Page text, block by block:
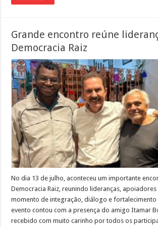
Grande encontro reúne
Democracia Raiz
No dia 13 de julho, aconteceu um importante
Democracia Raiz, reunindo lideranças,
momento de integração, diálogo e
evento contou com a presença do amigo Itamar
recebido com muito carinho por todos os